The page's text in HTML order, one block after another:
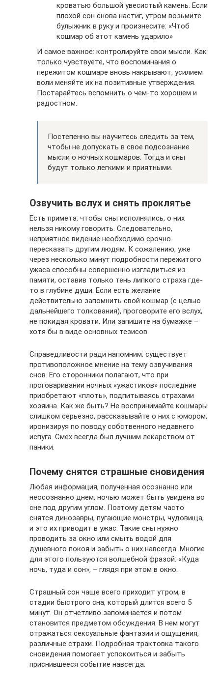
кроватью большой увесистый камень. Если
плохой сон снова настиг, утром возьмите
булыжник в руку и произнесите: «Чтоб
кошмар об этот камень ударило»
И самое важное: контролируйте свои мысли. Как
только чувствуете, что воспоминания о
пережитом кошмаре вновь накрывают, усилием
воли меняйте их на позитивные утверждения.
Постарайтесь вспомнить о чем-то хорошем и
радостном.
Постепенно вы научитесь следить за тем,
чтобы не допускать в свое подсознание
мысли о ночных кошмаров. Тогда и сны
будут только легкими и приятными.
Озвучить вслух и снять проклятье
Есть примета: чтобы сны исполнялись, о них
нельзя никому говорить. Следовательно,
неприятное видение необходимо срочно
пересказать другим людям. К сожалению, уже
через несколько минут подробности пережитого
ужаса способны совершенно изгладиться из
памяти, оставив только тень липкого страха где-
то в глубине души. Если есть желание
действительно запомнить свой кошмар (с целью
дальнейшего толкования), проговорите его вслух,
не покидая кровати. Или запишите на бумажке –
хотя бы в виде основных тезисов.
Справедливости ради напомним: существует
противоположное мнение на тему озвучивания
снов. Его сторонники полагают, что при
проговаривании ночных «ужастиков» последние
приобретают «плоть», подпитываясь страхами
хозяина. Как же быть? Не воспринимайте кошмары
слишком серьезно, рассказывайте о них с юмором,
иронизируя по поводу собственного недавнего
испуга. Смех всегда был лучшим лекарством от
паники.
Почему снятся страшные сновидения
Любая информация, полученная осознанно или
неосознанно днем, ночью может быть увидена во
сне под другим углом. Поэтому детям часто
снятся динозавры, пугающие монстры, чудовища,
и это их приводит в ужас. Такие сны нужно
проводить за окно или смыть водой для
душевного покоя и забыть о них навсегда. Многие
для этого пользуются волшебной фразой: «Куда
ночь, туда и сон», – глядя при этом в окно.
Страшный сон чаще всего приходит утром, в
стадии быстрого сна, который длится всего 5
минут. Он отчетливо запоминается и потом
становится предметом обсуждения. В нем могут
отражаться сексуальные фантазии и ощущения,
различные страхи. Подробная трактовка такого
сновидения помогает успокоиться и забыть
приснившееся событие навсегда.